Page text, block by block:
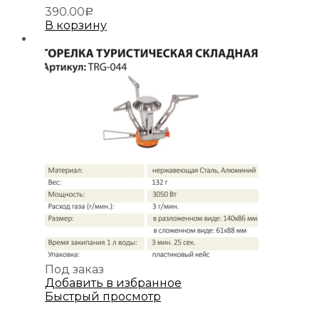
390.00Р
В корзину
Под заказ
Добавить в избранное
Быстрый просмотр